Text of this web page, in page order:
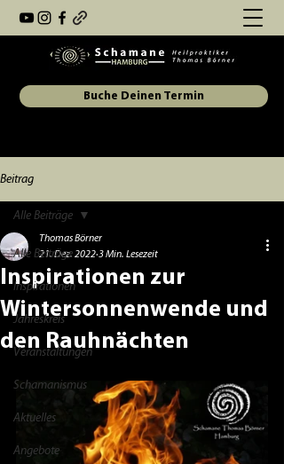
Buche Deinen Termin
Beitrag
Alle Beiträge
Inspirationen
Jahreskreis
Veranstaltungen
Schamanismus
Aktuelles
Angebote
Alle Beiträge
Inspirationen zur
Wintersonnenwende und
den Rauhnächten
Thomas Börner
21. Dez. 2022 3 Min. Lesezeit